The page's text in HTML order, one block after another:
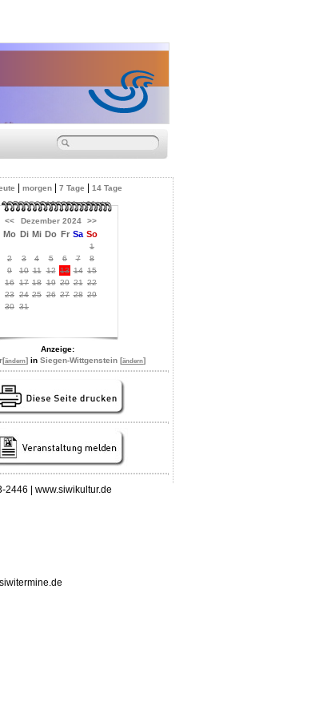
morgen| 7 Tage 14 Tage
<< Dezember 2024 >>
Mo Di Mi Do Fr Sa So
1
2
3 4 5 6 7
8
9
10 11 12 13 14 15
16 17 18 19 20 21 22
23 24 25 26 27 28 29
30 31
Anzeige:
[ändern] in Siegen-Wittgenstein [ändern]
2446 | www.siwikultur.de